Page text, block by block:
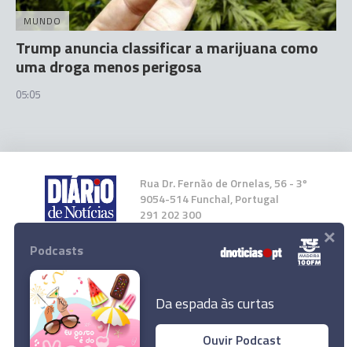
MUNDO
Trump anuncia classificar a marijuana como
uma droga menos perigosa
05:05
Rua Dr. Fernão de Ornelas, 56 - 3º
9054-514 Funchal, Portugal
291 202 300
Instale a nossa App
Podcasts
Da espada às curtas
Ouvir Podcast
×